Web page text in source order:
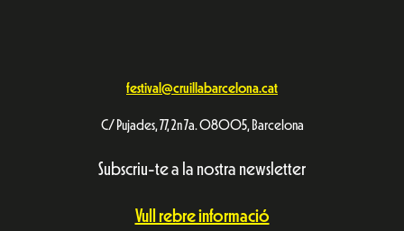
festival@cruillabarcelona.cat
C/ Pujades, 77, 2n 7a. 08005, Barcelona
Subscriu-te a la nostra newsletter
Vull rebre informació